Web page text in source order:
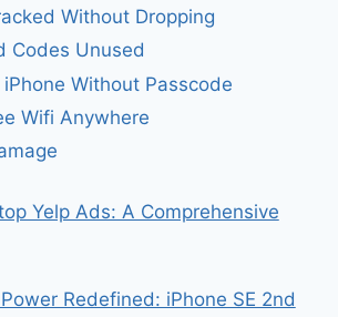
Without Dropping
Codes Unused
Without Passcode
Wifi Anywhere
Yelp Ads: A Comprehensive
Redefined: iPhone SE 2nd